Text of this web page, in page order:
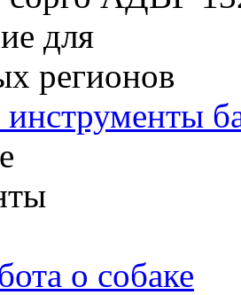
о собаке